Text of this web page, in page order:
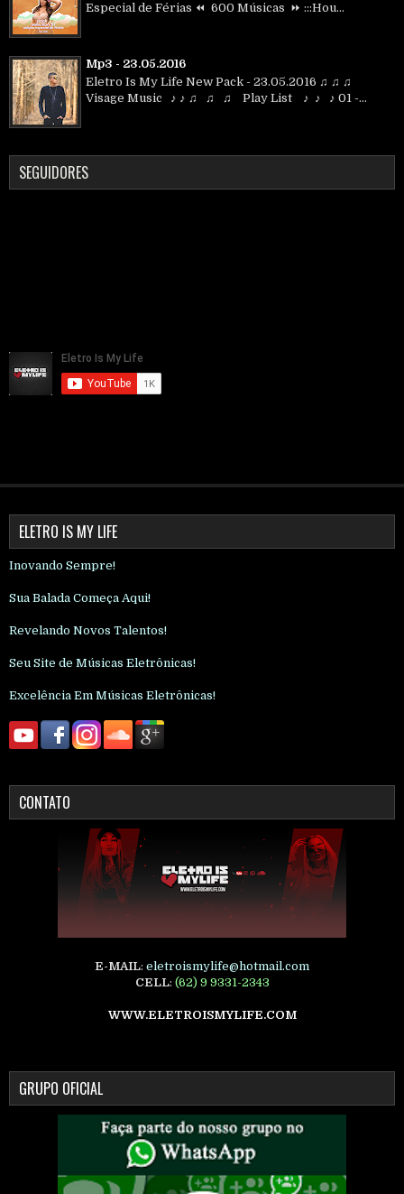
Especial de Férias ⏪ 600 Músicas ⏩ :::Hou...
Mp3 - 23.05.2016
Eletro Is My Life New Pack - 23.05.2016 ♫ ♫ ♫
Visage Music ♪ ♪ ♫ ♫ ♫ Play List ♪ ♪ ♪ 01 -...
SEGUIDORES
ELETRO IS MY LIFE
Inovando Sempre!
Sua Balada Começa Aqui!
Revelando Novos Talentos!
Seu Site de Músicas Eletrônicas!
Excelência Em Músicas Eletrônicas!
CONTATO
E-MAIL: eletroismylife@hotmail.com
CELL: (62) 9 9331-2343
WWW.ELETROISMYLIFE.COM
GRUPO OFICIAL